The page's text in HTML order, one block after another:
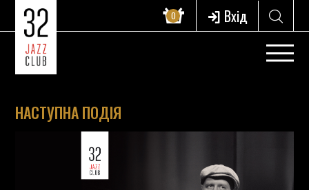
0 Вхід
НАСТУПНА ПОДІЯ